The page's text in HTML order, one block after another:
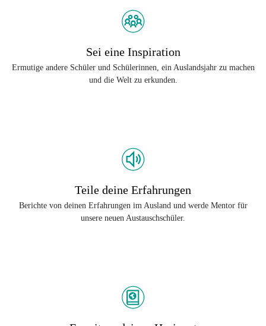
Sei eine Inspiration
Ermutige andere Schüler und Schülerinnen, ein Auslandsjahr zu machen
und die Welt zu erkunden.
Teile deine Erfahrungen
Berichte von deinen Erfahrungen im Ausland und werde Mentor für
unsere neuen Austauschschüler.